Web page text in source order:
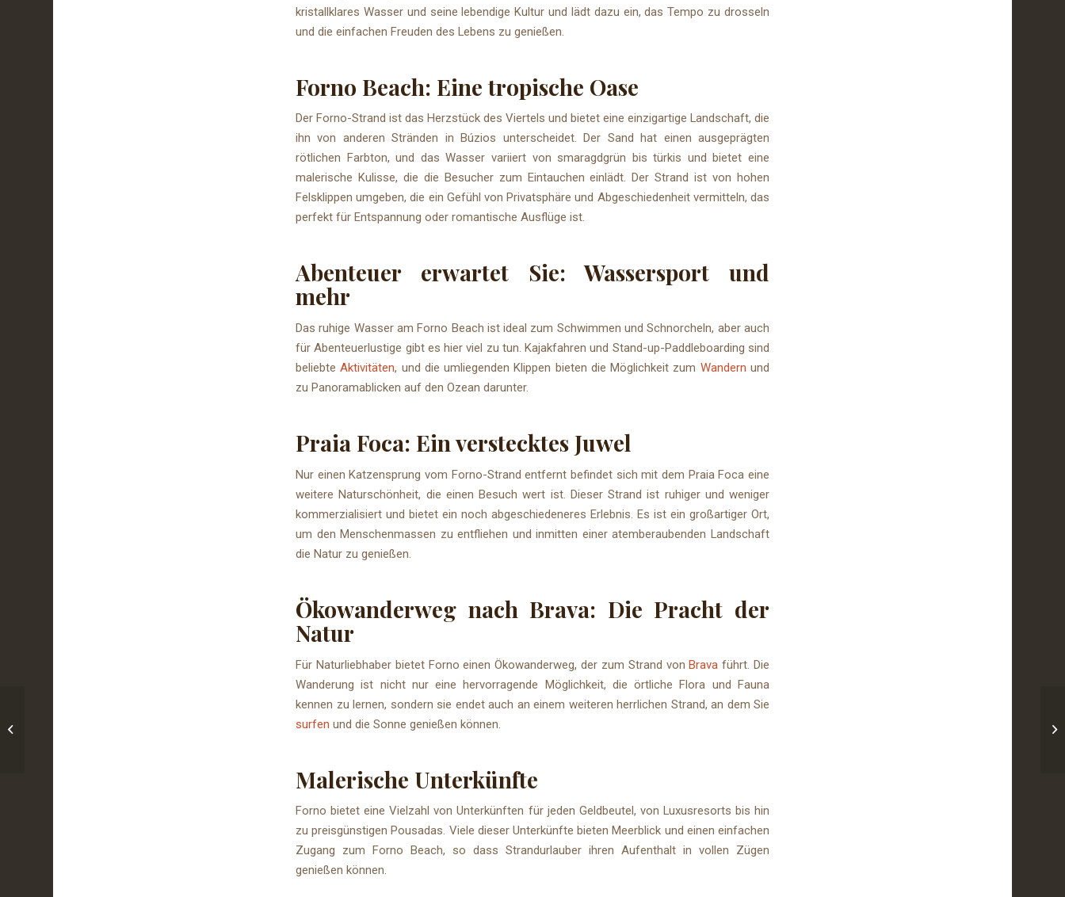
kristallklares Wasser und seine lebendige Kultur und lädt dazu ein, das Tempo zu drosseln
und die einfachen Freuden des Lebens zu genießen.
Forno Beach: Eine tropische Oase
Der Forno-Strand ist das Herzstück des Viertels und bietet eine einzigartige Landschaft, die
ihn von anderen Stränden in Búzios unterscheidet. Der Sand hat einen ausgeprägten
rötlichen Farbton, und das Wasser variiert von smaragdgrün bis türkis und bietet eine
malerische Kulisse, die die Besucher zum Eintauchen einlädt. Der Strand ist von hohen
Felsklippen umgeben, die ein Gefühl von Privatsphäre und Abgeschiedenheit vermitteln, das
perfekt für Entspannung oder romantische Ausflüge ist.
Abenteuer erwartet Sie: Wassersport und
mehr
Das ruhige Wasser am Forno Beach ist ideal zum Schwimmen und Schnorcheln, aber auch
für Abenteuerlustige gibt es hier viel zu tun. Kajakfahren und Stand-up-Paddleboarding sind
beliebteAktivitäten, und die umliegenden Klippen bieten die Möglichkeit zum Wandern und
zu Panoramablicken auf den Ozean darunter.
Praia Foca: Ein verstecktes Juwel
Nur einen Katzensprung vom Forno-Strand entfernt befindet sich mit dem Praia Foca eine
weitere Naturschönheit, die einen Besuch wert ist. Dieser Strand ist ruhiger und weniger
kommerzialisiert und bietet ein noch abgeschiedeneres Erlebnis. Es ist ein großartiger Ort,
um den Menschenmassen zu entfliehen und inmitten einer atemberaubenden Landschaft
die Natur zu genießen.
Ökowanderweg nach Brava: Die Pracht der
Natur
Für Naturliebhaber bietet Forno einen Ökowanderweg, der zum Strand vonBrava führt. Die
Wanderung ist nicht nur eine hervorragende Möglichkeit, die örtliche Flora und Fauna
kennen zu lernen, sondern sie endet auch an einem weiteren herrlichen Strand, an dem Sie
surfen und die Sonne genießen können.
Malerische Unterkünfte
Forno bietet eine Vielzahl von Unterkünften für jeden Geldbeutel, von Luxusresorts bis hin
zu preisgünstigen Pousadas. Viele dieser Unterkünfte bieten Meerblick und einen einfachen
Zugang zum Forno Beach, so dass Strandurlauber ihren Aufenthalt in vollen Zügen
genießen können.